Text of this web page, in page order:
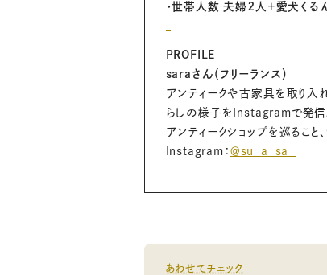
・世帯人数 夫婦２人＋愛犬くる
PROFILE
saraさん（フリーランス）
アンティークや古家具を取り入
らしの様子をInstagramで発信
アンティークショップを巡ること
Instagram： ＠su_a_sa_
あわせてチェック